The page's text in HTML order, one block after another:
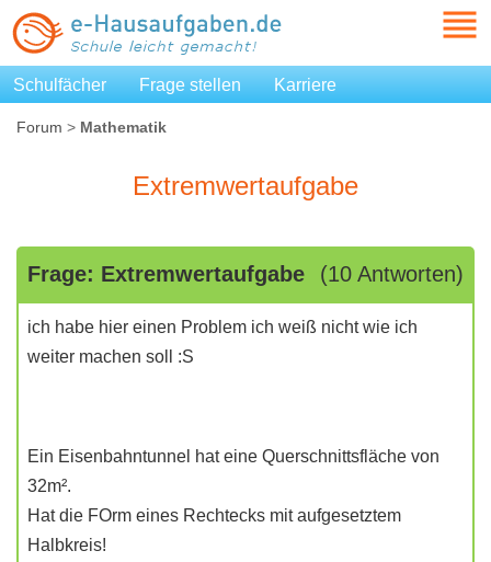
Schulfächer Frage stellen Karriere
Forum > Mathematik
Extremwertaufgabe
Frage: Extremwertaufgabe (10 Antworten)
ich habe hier einen Problem ich weiß nicht wie ich
weiter machen soll :S
Ein Eisenbahntunnel hat eine Querschnittsfläche von
32m².
Hat die FOrm eines Rechtecks mit aufgesetztem
Halbkreis!